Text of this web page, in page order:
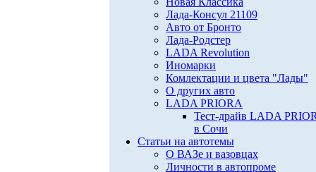
Лада-Консул 21109
Авто от Бронто
Лада-Родстер
LADA Revolution
Иномарки
Комлектации и цвета "Лады"
О других авто
LADA PRIORA
Тест-драйв LADA
в Сочи
Статьи на автотемы
О ВАЗе и вазовцах
Личности в автопроме